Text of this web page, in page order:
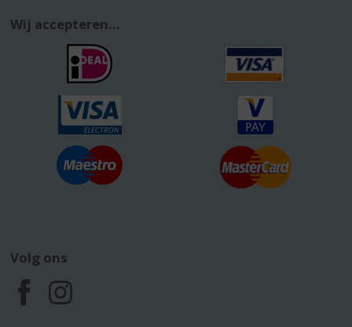
Wij accepteren...
Volg ons
F
I